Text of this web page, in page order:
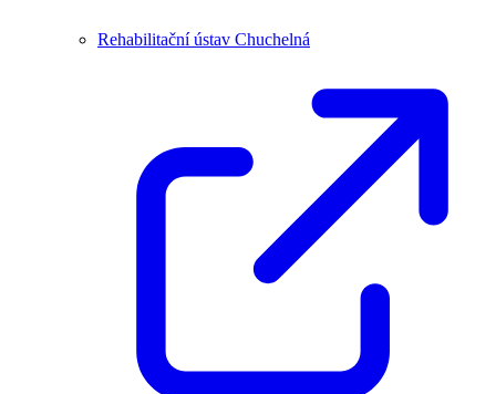
Rehabilitační ústav Chuchelná